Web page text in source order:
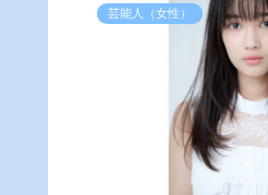
芸能人（女性）